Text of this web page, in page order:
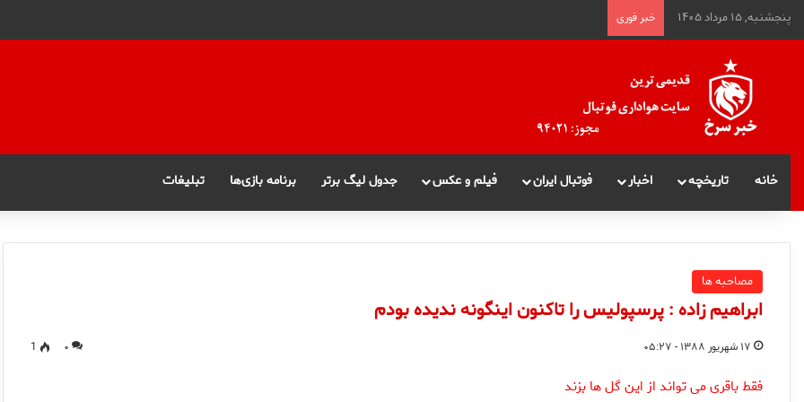
پنجشنبه, ۱۵ مرداد ۱۴۰۵ خبر فوری
خانه تاریخچه اخبار فوتبال ایران فیلم و عکس جدول لیگ برتر برنامه بازی‌ها تبلیغات
مصاحبه ها
ابراهیم زاده : پرسپولیس را تاکنون اینگونه ندیده بودم
۱۷ شهریور ۱۳۸۸ - ۰۵:۲۷ ۰ 1
فقط باقری می تواند از این گل ها بزند